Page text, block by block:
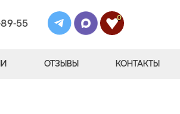
55
0
ОТЗЫВЫ КОНТАКТЫ